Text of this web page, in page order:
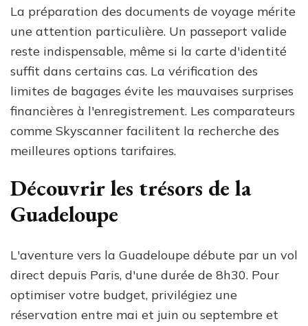
La préparation des documents de voyage mérite
une attention particulière. Un passeport valide
reste indispensable, même si la carte d'identité
suffit dans certains cas. La vérification des
limites de bagages évite les mauvaises surprises
financières à l'enregistrement. Les comparateurs
comme Skyscanner facilitent la recherche des
meilleures options tarifaires.
Découvrir les trésors de la
Guadeloupe
L'aventure vers la Guadeloupe débute par un vol
direct depuis Paris, d'une durée de 8h30. Pour
optimiser votre budget, privilégiez une
réservation entre mai et juin ou septembre et